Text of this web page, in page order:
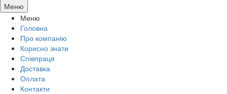
Меню
Меню
Головна
Про компанію
Корисно знати
Співпраця
Доставка
Оплата
Контакти